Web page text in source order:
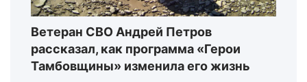
Ветеран СВО Андрей Петров
рассказал, как программа «Герои
Тамбовщины» изменила его жизнь